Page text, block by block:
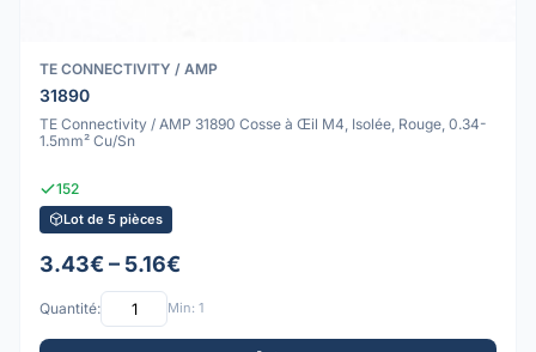
TE CONNECTIVITY / AMP
31890
TE Connectivity / AMP 31890 Cosse à Œil M4, Isolée, Rouge, 0.34-
1.5mm² Cu/Sn
152
Lot de 5 pièces
3.43€ – 5.16€
Quantité: Min: 1